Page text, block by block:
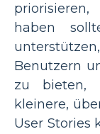
haben
Benutzern
zu bieten,
kleinere,
User Stories